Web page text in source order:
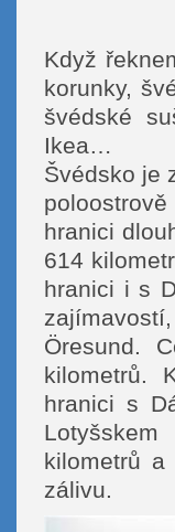
Když
korunky,
švédské
Ikea…
Švédsko je
hranici
614
hranici i s
Öresund.
kilometrů.
hranici s
kilometrů
zálivu.